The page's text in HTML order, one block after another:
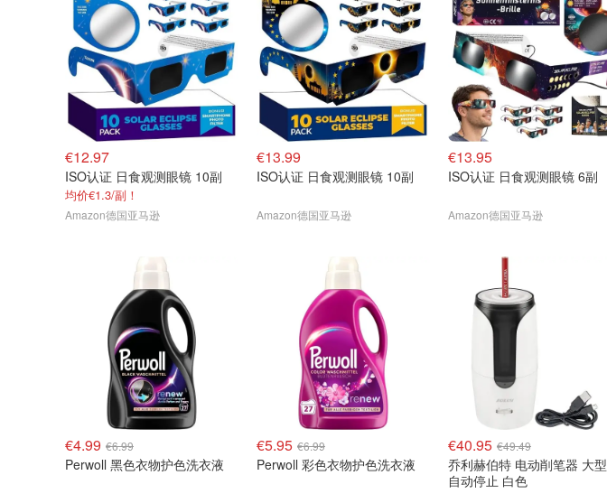
€12.97
ISO认证 日食观测眼镜 10副
均价€1.3/副！
Amazon德国亚马逊
€13.99
ISO认证 日食观测眼镜 10副
Amazon德国亚马逊
€13.95
ISO认证 日食观测眼镜 6副
Amazon德国亚马逊
€4.99 €6.99
Perwoll 黑色衣物护色洗衣液
€5.95 €6.99
Perwoll 彩色衣物护色洗衣液
€40.95 €49.49
乔利赫伯特 电动削笔器 大型
自动停止 白色